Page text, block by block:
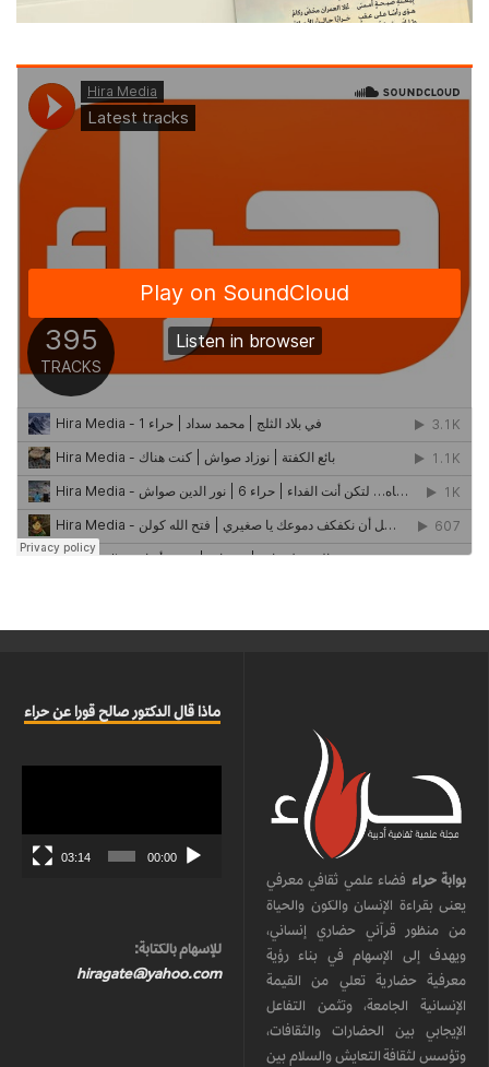
بوابة حراء فضاء علمي ثقافي معرفي
يعنى بقراءة الإنسان والكون والحياة
من منظور قرآني حضاري إنساني،
ويهدف إلى الإسهام في بناء رؤية
معرفية حضارية تعلي من القيمة
الإنسانية الجامعة، وتثمن التفاعل
الإيجابي بين الحضارات والثقافات،
وتؤسس لثقافة التعايش والسلام بين
ماذا قال الدكتور صالح قورا عن حراء
00:00
03:14
للإسهام بالكتابة:
hiragate@yahoo.com